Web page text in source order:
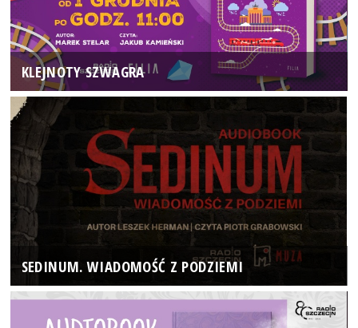
KLEJNOTY SZWAGRA
SEDINUM. WIADOMOŚĆ Z PODZIEMI